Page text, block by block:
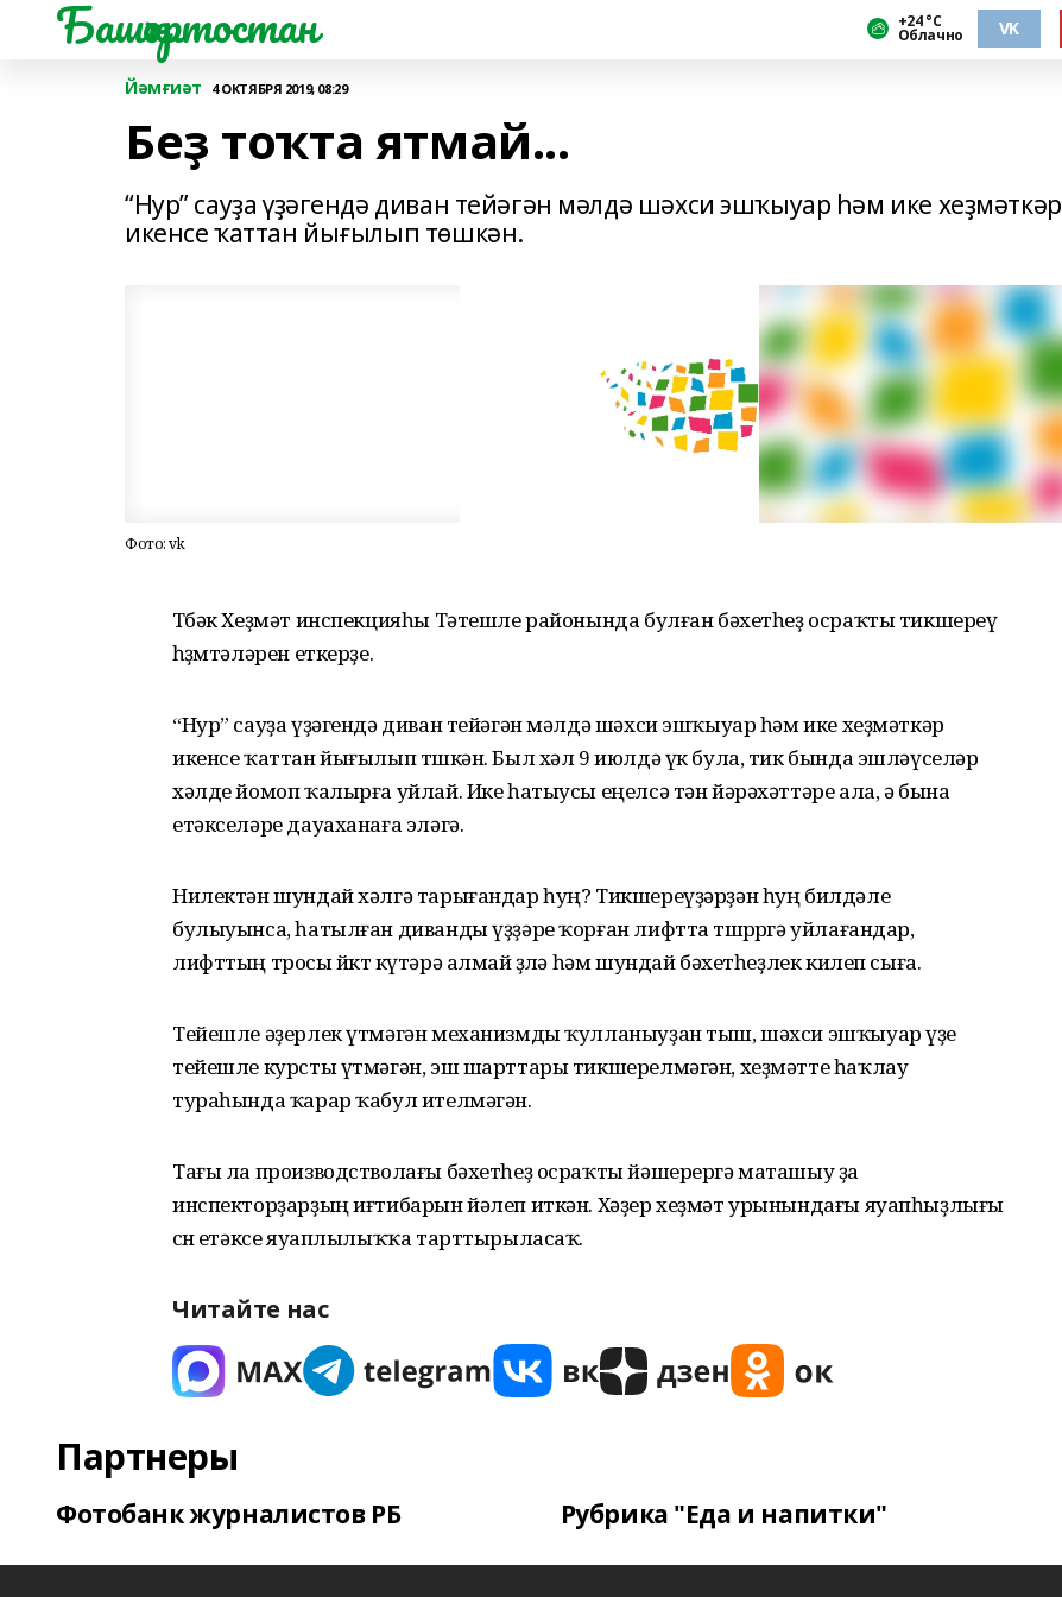
Башҡортостан +24 °С
Облачно VK
Йәмғиәт 4 ОКТЯБРЯ 2019, 08:29
Беҙ тоҡта ятмай...
“Нур” сауҙа үҙәгендә диван тейәгән мәлдә шәхси эшҡыуар һәм ике хеҙмәткәр
икенсе ҡаттан йығылып төшкән.
Фото: vk
Төбәк Хеҙмәт инспекцияһы Тәтешле районында булған бәхетһеҙ осраҡты тикшереү
һөҙөмтәләрен еткерҙе.
“Нур” сауҙа үҙәгендә диван тейәгән мәлдә шәхси эшҡыуар һәм ике хеҙмәткәр
икенсе ҡаттан йығылып төшкән. Был хәл 9 июлдә үк була, тик бында эшләүселәр
хәлде йомоп ҡалырға уйлай. Ике һатыусы еңелсә тән йәрәхәттәре ала, ә бына
етәкселәре дауаханаға эләгә.
Нилектән шундай хәлгә тарығандар һуң? Тикшереүҙәрҙән һуң билдәле
булыуынса, һатылған диванды үҙҙәре ҡорған лифтта төшөрөргә уйлағандар,
лифттың тросы йөктө күтәрә алмай өҙөлә һәм шундай бәхетһеҙлек килеп сыға.
Тейешле әҙерлек үтмәгән механизмды ҡулланыуҙан тыш, шәхси эшҡыуар үҙе
тейешле курсты үтмәгән, эш шарттары тикшерелмәгән, хеҙмәтте һаҡлау
тураһында ҡарар ҡабул ителмәгән.
Тағы ла производстволағы бәхетһеҙ осраҡты йәшерергә маташыу ҙа
инспекторҙарҙың иғтибарын йәлеп иткән. Хәҙер хеҙмәт урынындағы яуапһыҙлығы
өсөн етәксе яуаплылыҡҡа тарттырыласаҡ.
Читайте нас
Партнеры
Фотобанк журналистов РБ Рубрика "Еда и напитки"